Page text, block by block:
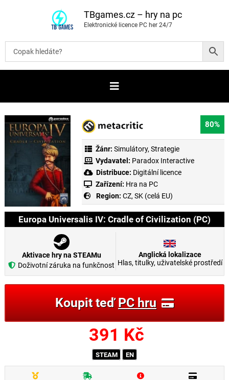
t
b
TBgames.cz – hry na pc
Elektronické licence PC her 24/7
80%
Žánr: Simulátory, Strategie
Vydavatel: Paradox Interactive
Distribuce: Digitální licence
Zařízení: Hra na PC
Region: CZ, SK (celá EU)
Europa Universalis IV: Cradle of Civilization (PC)
Aktivace hry na STEAMu
Doživotní záruka na funkčnost
Anglická lokalizace
Hlas, titulky, uživatelské prostředí
Koupit teďPC hru
391 Kč
STEAM EN